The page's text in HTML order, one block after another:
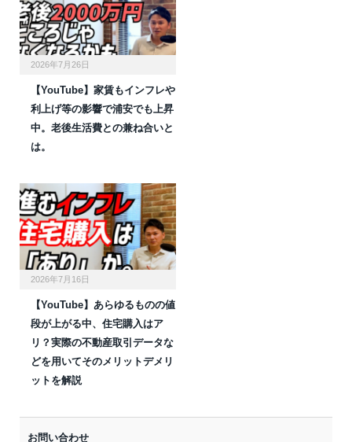
2026年7月26日
【YouTube】家賃もインフレや
利上げ等の影響で浦安でも上昇
中。老後生活費との兼ね合いと
は。
2026年7月16日
【YouTube】あらゆるものの値
段が上がる中、住宅購入はア
リ？実際の不動産取引データな
どを用いてそのメリットデメリ
ットを解説
お問い合わせ